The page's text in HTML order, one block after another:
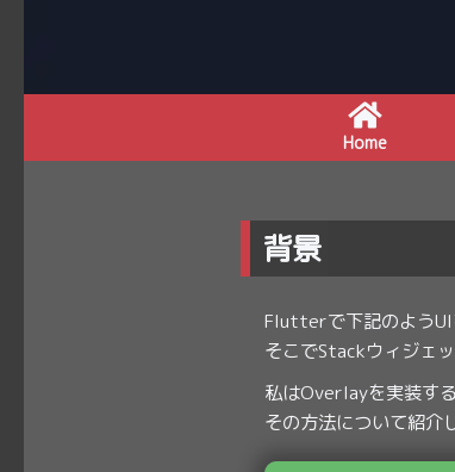
Home
背景
Flutterで下記のようUI
そこでStackウィジェ
私はOverlayを実装す
その方法について紹介